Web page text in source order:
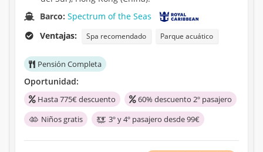
Barco:Spectrum of the Seas
Ventajas:
Spa recomendado Parque acuático
Pensión Completa
Oportunidad:
Hasta 775€ descuento
60% descuento 2º pasajero
Niños gratis
3º y 4º pasajero desde 99€